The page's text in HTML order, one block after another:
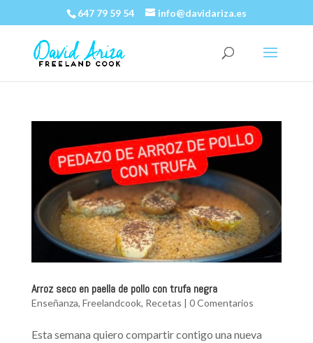
647 79 59 54 info@davidariza.es
Arroz seco en paella de pollo con trufa negra
Enseñanza, Freelandcook, Recetas | 0 Comentarios
Esta semana quiero compartir contigo una nueva